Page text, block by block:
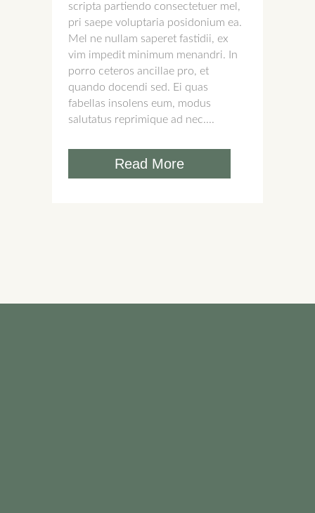
scripta partiendo consectetuer mel,
pri saepe voluptaria posidonium ea.
Mel ne nullam saperet fastidii, ex
vim impedit minimum menandri. In
porro ceteros ancillae pro, et
quando docendi sed. Ei quas
fabellas insolens eum, modus
salutatus reprimique ad nec....
Read More